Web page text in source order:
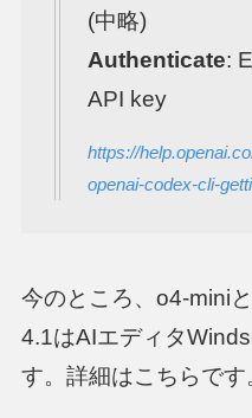
(中略)
Authenticate:
API key
https://
openai-codex-cli-
今のところ、o4-mini
4.1はAIエディタ
す。詳細はこちらです